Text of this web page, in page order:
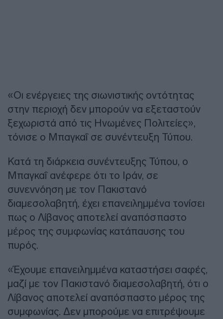
«Οι ενέργειες της σιωνιστικής οντότητας
στην περιοχή δεν μπορούν να εξεταστούν
ξεχωριστά από τις Ηνωμένες Πολιτείες»,
τόνισε ο Μπαγκαΐ σε συνέντευξη Τύπου.
Κατά τη διάρκεια συνέντευξης Τύπου, ο
Μπαγκαΐ ανέφερε ότι το Ιράν, σε
συνεννόηση με τον Πακιστανό
διαμεσολαβητή, έχει επανειλημμένα τονίσει
πως ο Λίβανος αποτελεί αναπόσπαστο
μέρος της συμφωνίας κατάπαυσης του
πυρός.
«Έχουμε επανειλημμένα καταστήσει σαφές,
μαζί με τον Πακιστανό διαμεσολαβητή, ότι ο
Λίβανος αποτελεί αναπόσπαστο μέρος της
συμφωνίας. Δεν μπορούμε να επιτρέψουμε